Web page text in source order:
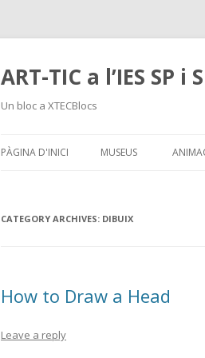
ART-TIC a l’IES SP i
Un bloc a XTECBlocs
PÀGINA D'INICI MUSEUS
CATEGORY ARCHIVES: DIBUIX
How to Draw a Head
Leave a reply